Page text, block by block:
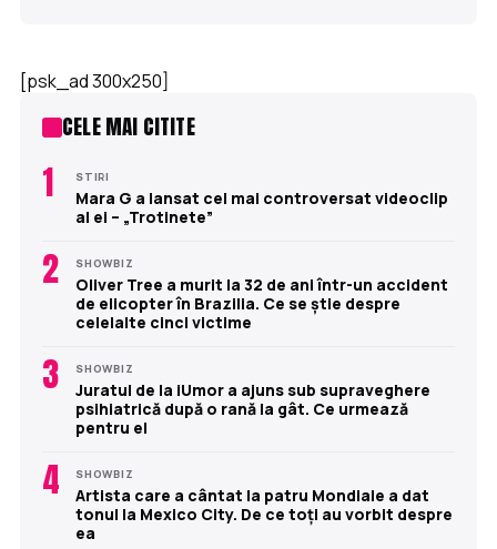
[psk_ad 300x250]
CELE MAI CITITE
1 STIRI
Mara G a lansat cel mai controversat videoclip
al ei – „Trotinete”
2 SHOWBIZ
Oliver Tree a murit la 32 de ani într-un accident
de elicopter în Brazilia. Ce se știe despre
celelalte cinci victime
3 SHOWBIZ
Juratul de la iUmor a ajuns sub supraveghere
psihiatrică după o rană la gât. Ce urmează
pentru el
4 SHOWBIZ
Artista care a cântat la patru Mondiale a dat
tonul la Mexico City. De ce toți au vorbit despre
ea